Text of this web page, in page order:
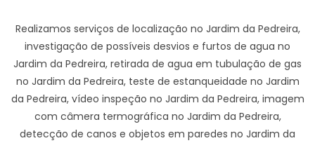
Realizamos serviços de localização no Jardim da Pedreira,
investigação de possíveis desvios e furtos de agua no
Jardim da Pedreira, retirada de agua em tubulação de gas
no Jardim da Pedreira, teste de estanqueidade no Jardim
da Pedreira, vídeo inspeção no Jardim da Pedreira, imagem
com câmera termográfica no Jardim da Pedreira,
detecção de canos e objetos em paredes no Jardim da